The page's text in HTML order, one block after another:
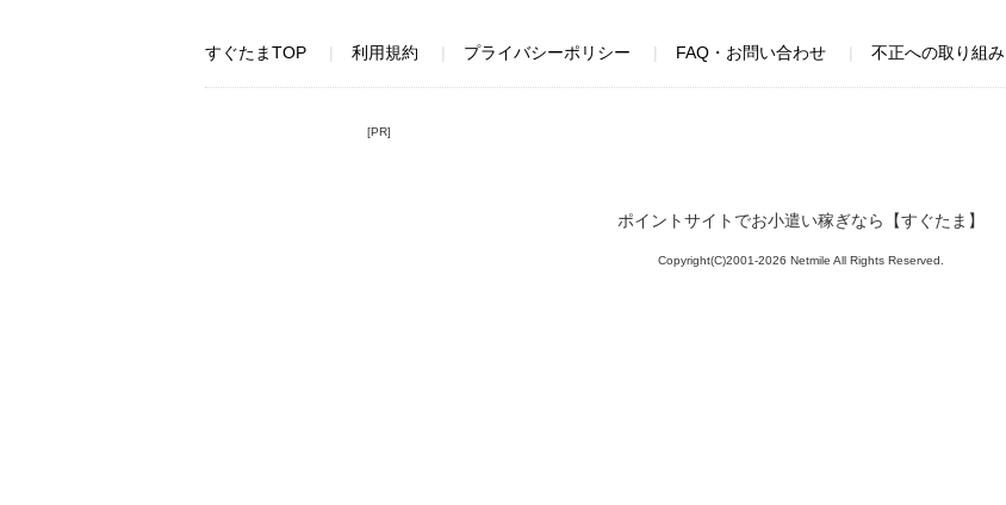
すぐたまTOP 利用規約 プライバシーポリシー FAQ・お問い合わせ 不正への取り組み
[PR]
ポイントサイトでお小遣い稼ぎなら【すぐたま】
Copyright(C)2001-2026 Netmile All Rights Reserved.